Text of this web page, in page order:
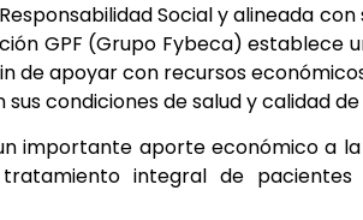
Social y alineada
GPF (Grupo Fybeca) establece
de apoyar con recursos
condiciones de salud y calidad de
importante aporte económico a
integral de